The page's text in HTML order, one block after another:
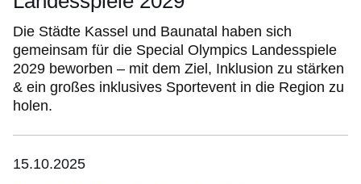
Die Städte Kassel und Baunatal haben sich
gemeinsam für die Special Olympics Landesspiele
2029 beworben – mit dem Ziel, Inklusion zu stärken
& ein großes inklusives Sportevent in die Region zu
holen.
15.10.2025